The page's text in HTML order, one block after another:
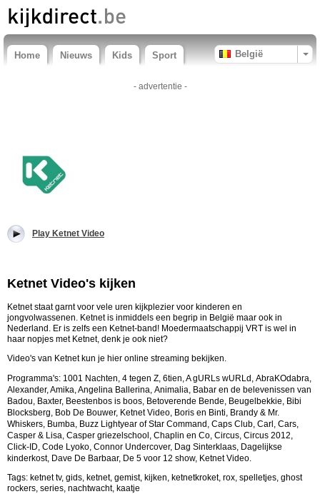
Home Nieuws Kids Sport België
- advertentie -
Play Ketnet Video
Ketnet Video's kijken
Ketnet staat garnt voor vele uren kijkplezier voor kinderen en
jongvolwassenen. Ketnet is inmiddels een begrip in België maar ook in
Nederland. Er is zelfs een Ketnet-band! Moedermaatschappij VRT is wel in
haar nopjes met Ketnet, denk je ook niet?
Video's van Ketnet kun je hier online streaming bekijken.
Programma's: 1001 Nachten, 4 tegen Z, 6tien, A gURLs wURLd, AbraKOdabra,
Alexander, Amika, Angelina Ballerina, Animalia, Babar en de belevenissen van
Badou, Baxter, Beestenbos is boos, Betoverende Bende, Beugelbekkie, Bibi
Blocksberg, Bob De Bouwer, Ketnet Video, Boris en Binti, Brandy & Mr.
Whiskers, Bumba, Buzz Lightyear of Star Command, Caps Club, Carl , Cars,
Casper & Lisa, Casper griezelschool, Chaplin en Co, Circus, Circus 2012,
Click-ID, Code Lyoko, Connor Undercover, Dag Sinterklaas, Dagelijkse
kinderkost, Dave De Barbaar, De 5 voor 12 show, Ketnet Video.
Tags: ketnet tv, gids, ketnet, gemist, kijken, ketnetkroket, rox, spelletjes, ghost
rockers, series, nachtwacht, kaatje